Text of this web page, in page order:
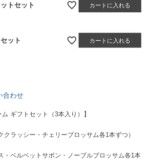
トセット カートに入れる
ット カートに入れる
合わせ
ギフトセット（3本入り）】
クラッシー・チェリーブロッサム各1本ずつ）
・ベルベットサボン・ノーブルブロッサム各1本